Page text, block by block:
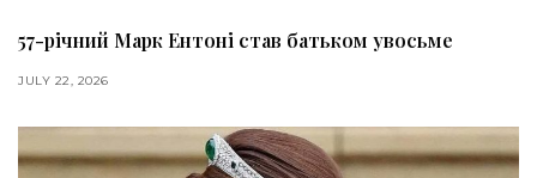
57-річний Марк Ентоні став батьком увосьме
JULY 22, 2026